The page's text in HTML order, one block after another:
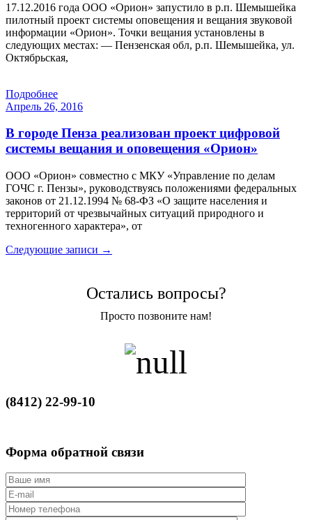
17.12.2016 года ООО «Орион» запустило в р.п. Шемышейка
пилотный проект системы оповещения и вещания звуковой
информации «Орион». Точки вещания установлены в
следующих местах: — Пензенская обл, р.п. Шемышейка, ул.
Октябрьская,
Подробнее
Апрель 26, 2016
В городе Пенза реализован проект цифровой
системы вещания и оповещения «Орион»
ООО «Орион» совместно с МКУ «Управление по делам
ГОЧС г. Пензы», руководствуясь положениями федеральных
законов от 21.12.1994 № 68-ФЗ «О защите населения и
территорий от чрезвычайных ситуаций природного и
техногенного характера», от
Следующие записи →
Остались вопросы?
Просто позвоните нам!
(8412) 22-99-10
Форма обратной связи